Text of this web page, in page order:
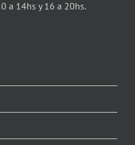
a 14hs y 16 a 20hs.